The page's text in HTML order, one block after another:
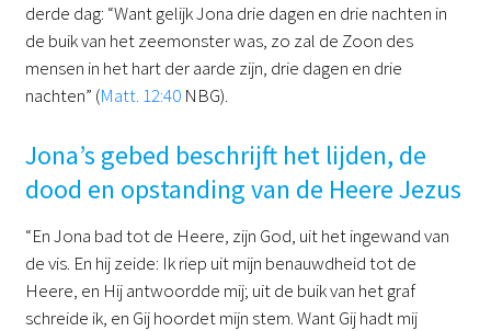
derde dag: “Want gelijk Jona drie dagen en drie nachten in
de buik van het zeemonster was, zo zal de Zoon des
mensen in het hart der aarde zijn, drie dagen en drie
nachten” (Matt. 12:40NBG).
Jona’s gebed beschrijft het lijden, de
dood en opstanding van de Heere Jezus
“En Jona bad tot de Heere, zijn God, uit het ingewand van
de vis. En hij zeide: Ik riep uit mijn benauwdheid tot de
Heere, en Hij antwoordde mij; uit de buik van het graf
schreide ik, en Gij hoordet mijn stem. Want Gij hadt mij